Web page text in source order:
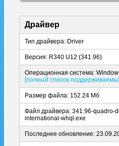
Драйвер
Тип драйвера: Driver
Версия: R340 U12 (341.96)
Операционная система:
[полный список
Размер файла: 152.24 Мб
Файл драйвера: 341.96-quadro-
international-whql.exe
Последнее обновление: